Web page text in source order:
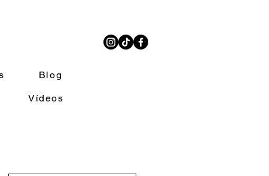
Blog
Vídeos